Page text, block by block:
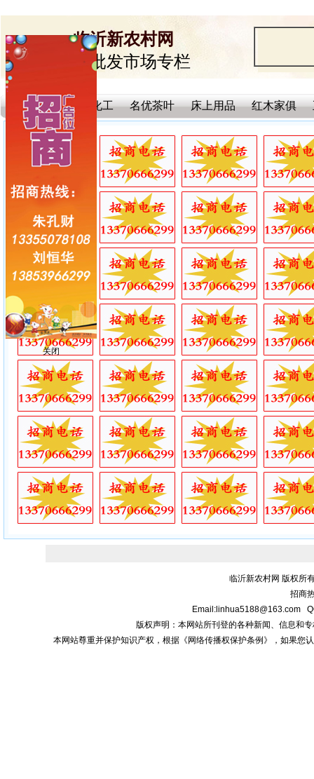
临沂新农村网
临沂批发市场专栏
总站首页 塑料化工 名优茶叶 床上用品 红木家俱
关闭
临沂新农村网 版权所
招商
Email:linhua5188@163.com
版权声明：本网站所刊登的各种新闻、信息和
本网站尊重并保护知识产权，根据《网络传播权保护条例》，如果您